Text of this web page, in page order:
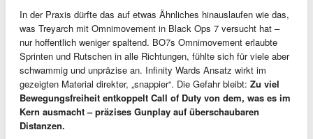
In der Praxis dürfte das auf etwas Ähnliches hinauslaufen wie das,
was Treyarch mit Omnimovement in Black Ops 7 versucht hat –
nur hoffentlich weniger spaltend. BO7s Omnimovement erlaubte
Sprinten und Rutschen in alle Richtungen, fühlte sich für viele aber
schwammig und unpräzise an. Infinity Wards Ansatz wirkt im
gezeigten Material direkter, „snappier“. Die Gefahr bleibt: Zu viel
Bewegungsfreiheit entkoppelt Call of Duty von dem, was es im
Kern ausmacht – präzises Gunplay auf überschaubaren
Distanzen.